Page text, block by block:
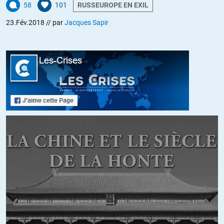
pas C’est que ce n’est pas vrai.Bien évidemment vous et moi nous ne
pas beaucoup de monde
Alfred //24.02.2018 à 08h53
Alors faites circuler… Faites tourner la petite vidéo.
Zenobie// 24.02.2018 à 08h06
Une de leurs dernières interventions concerne les élections
présidentielles tunisiennes en 2014: celui qui sera déclaré
« vainqueur » de l’élection et le chef des islamistes ont passé la
dernière soirée avant le second tour à l’ambassade US.
58 101 RUSSEUROPE EN EXIL
23.Fév.2018 // parJacques Sapir